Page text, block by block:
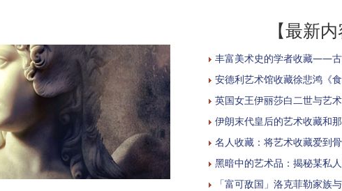
【最新内
丰富美术史的学者收藏——
安德利艺术馆收藏徐悲鸿《
英国女王伊丽莎白二世与艺
伊朗末代皇后的艺术收藏和
名人收藏：将艺术收藏爱到
黑暗中的艺术品：揭秘某私
「富可敌国」洛克菲勒家族